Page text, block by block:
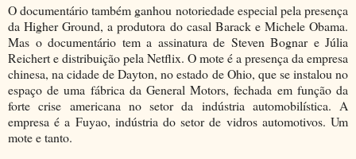
O documentário também ganhou notoriedade especial pela presença
da Higher Ground, a produtora do casal Barack e Michele Obama.
Mas o documentário tem a assinatura de Steven Bognar e Júlia
Reichert e distribuição pela Netflix. O mote é a presença da empresa
chinesa, na cidade de Dayton, no estado de Ohio, que se instalou no
espaço de uma fábrica da General Motors, fechada em função da
forte crise americana no setor da indústria automobilística. A
empresa é a Fuyao, indústria do setor de vidros automotivos. Um
mote e tanto.